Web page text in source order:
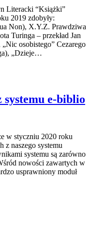
Literacki “Książki”
2019 zdobyły:
Non), X.Y.Z. Prawdziwa
Turinga – przekład Jan
osobistego” Cezarego
„Dzieje…
systemu e-biblio
w styczniu 2020 roku
z naszego systemu
systemu są zarówno
nowości zawartych w
usprawniony moduł